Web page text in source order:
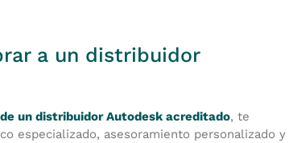
a un distribuidor
un distribuidor Autodesk acreditado, te
especializado, asesoramiento personalizado y